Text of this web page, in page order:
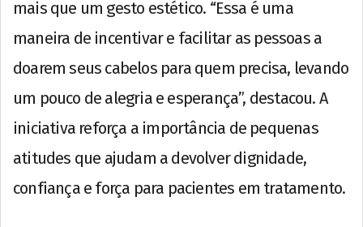
mais que um gesto estético. “Essa é uma
maneira de incentivar e facilitar as pessoas a
doarem seus cabelos para quem precisa, levando
um pouco de alegria e esperança”, destacou. A
iniciativa reforça a importância de pequenas
atitudes que ajudam a devolver dignidade,
confiança e força para pacientes em tratamento.